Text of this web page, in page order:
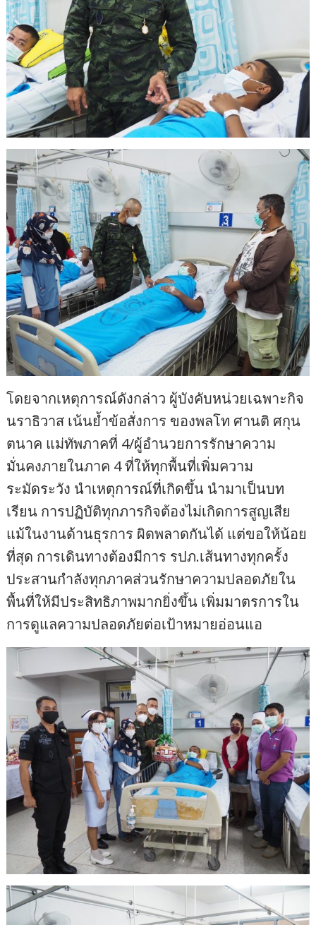
โดยจากเหตุการณ์ดังกล่าว ผู้บังคับหน่วยเฉพาะกิจ
นราธิวาส เน้นย้ำข้อสั่งการ ของพลโท ศานติ ศกุน
ตนาค แม่ทัพภาคที่ 4/ผู้อำนวยการรักษาความ
มั่นคงภายในภาค 4 ที่ให้ทุกพื้นที่เพิ่มความ
ระมัดระวัง นำเหตุการณ์ที่เกิดขึ้น นำมาเป็นบท
เรียน การปฏิบัติทุกภารกิจต้องไม่เกิดการสูญเสีย
แม้ในงานด้านธุรการ ผิดพลาดกันได้ แต่ขอให้น้อย
ที่สุด การเดินทางต้องมีการ รปภ.เส้นทางทุกครั้ง
ประสานกำลังทุกภาคส่วนรักษาความปลอดภัยใน
พื้นที่ให้มีประสิทธิภาพมากยิ่งขึ้น เพิ่มมาตรการใน
การดูแลความปลอดภัยต่อเป้าหมายอ่อนแอ